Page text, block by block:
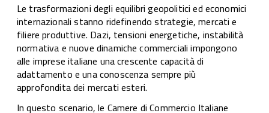
Le trasformazioni degli equilibri geopolitici ed economici
internazionali stanno ridefinendo strategie, mercati e
filiere produttive. Dazi, tensioni energetiche, instabilità
normativa e nuove dinamiche commerciali impongono
alle imprese italiane una crescente capacità di
adattamento e una conoscenza sempre più
approfondita dei mercati esteri.
In questo scenario, le Camere di Commercio Italiane